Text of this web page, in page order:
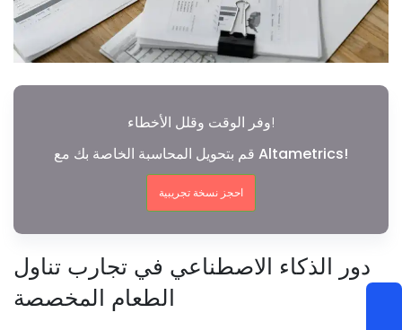
وفر الوقت وقلل الأخطاء!
قم بتحويل المحاسبة الخاصة بك مع Altametrics!
احجز نسخة تجريبية
دور الذكاء الاصطناعي في تجارب تناول
الطعام المخصصة